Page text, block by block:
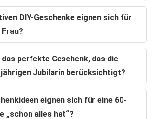
DIY-Geschenke eignen sich für
das perfekte Geschenk, das die
jährigen Jubilarin berücksichtigt?
eignen sich für eine 60-
„schon alles hat“?